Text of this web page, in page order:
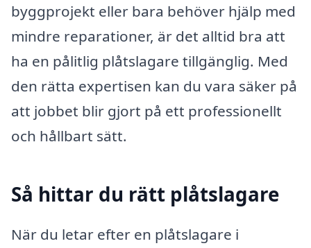
byggprojekt eller bara behöver hjälp med
mindre reparationer, är det alltid bra att
ha en pålitlig plåtslagare tillgänglig. Med
den rätta expertisen kan du vara säker på
att jobbet blir gjort på ett professionellt
och hållbart sätt.
Så hittar du rätt plåtslagare
När du letar efter en plåtslagare i